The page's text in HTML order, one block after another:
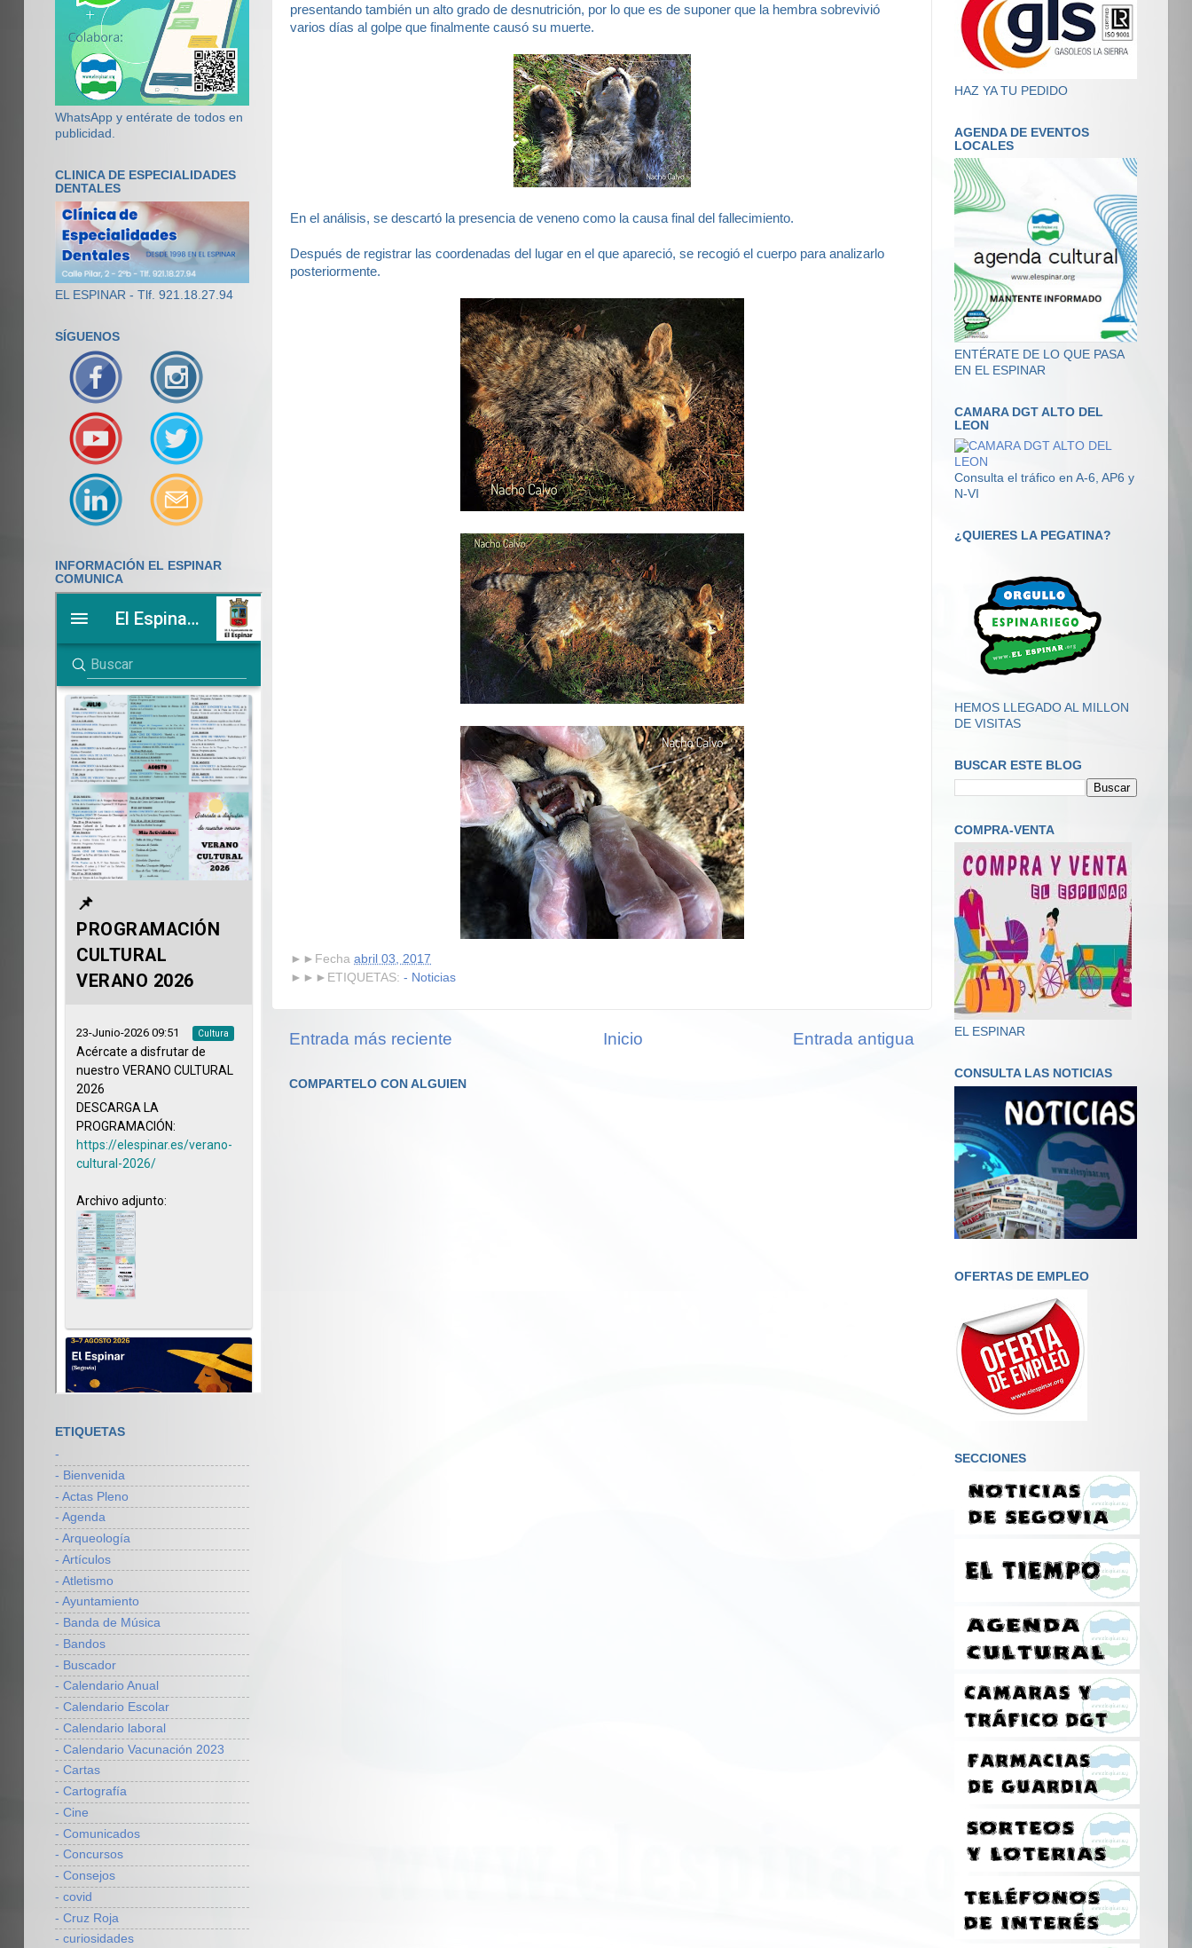
presentando también un alto grado de desnutrición, por lo que es de suponer que la hembra sobrevivió
varios días al golpe que finalmente causó su muerte.
En el análisis, se descartó la presencia de veneno como la causa final del fallecimiento.
Después de registrar las coordenadas del lugar en el que apareció, se recogió el cuerpo para analizarlo
posteriormente.
►►Fecha abril 03, 2017
►►►ETIQUETAS: - Noticias
Entrada más reciente Entrada antigua
Inicio
COMPARTELO CON ALGUIEN
WhatsApp y entérate de todos en
publicidad.
CLINICA DE ESPECIALIDADES
DENTALES
EL ESPINAR - Tlf. 921.18.27.94
SÍGUENOS
INFORMACIÓN EL ESPINAR
COMUNICA
ETIQUETAS
-
- Bienvenida
- Actas Pleno
- Agenda
- Arqueología
- Artículos
- Atletismo
- Ayuntamiento
- Banda de Música
- Bandos
- Buscador
- Calendario Anual
- Calendario Escolar
- Calendario laboral
- Calendario Vacunación 2023
- Cartas
- Cartografía
- Cine
- Comunicados
- Concursos
- Consejos
- covid
- Cruz Roja
- curiosidades
HAZ YA TU PEDIDO
AGENDA DE EVENTOS
LOCALES
ENTÉRATE DE LO QUE PASA
EN EL ESPINAR
CAMARA DGT ALTO DEL
LEON
Consulta el tráfico en A-6, AP6 y
N-VI
¿QUIERES LA PEGATINA?
HEMOS LLEGADO AL MILLON
DE VISITAS
BUSCAR ESTE BLOG
COMPRA-VENTA
EL ESPINAR
CONSULTA LAS NOTICIAS
OFERTAS DE EMPLEO
SECCIONES